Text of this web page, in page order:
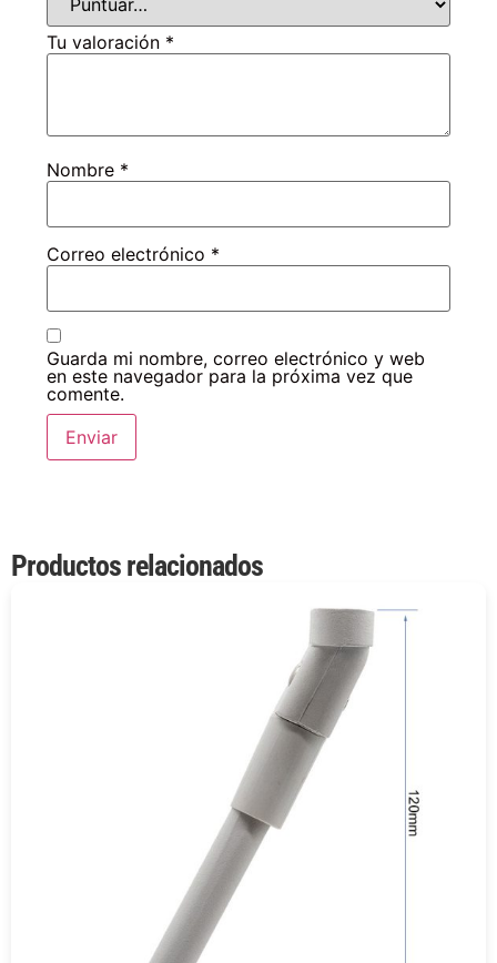
Tu valoración *
Nombre *
Correo electrónico *
Guarda mi nombre, correo electrónico y web
en este navegador para la próxima vez que
comente.
Productos relacionados